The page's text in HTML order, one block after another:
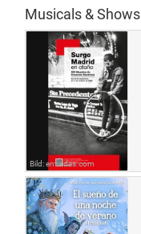
Musicals & Shows
Bild: entradas.com